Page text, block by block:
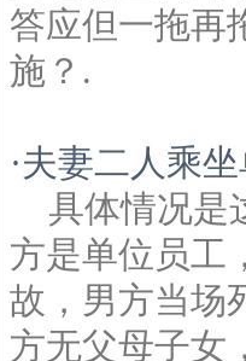
答应但一拖再
施？.
·夫妻二人乘
具体情况是
方是单位员工
故，男方当场
方无父母子女